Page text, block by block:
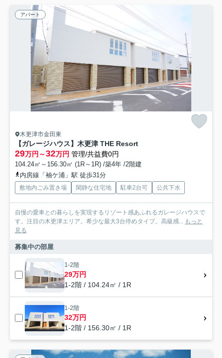
アパート
木更津市金田東
【ガレージハウス】木更津 THE Resort
29万円～32万円 管理/共益費0円
104.24㎡～156.30㎡ (1R～1R) /築4年 /2階建
内房線「袖ケ浦」駅 徒歩31分
敷地内ごみ置き場 閑静な住宅地 駐車2台可 公共下水
自慢の愛車との暮らしを実現するリゾート感あふれるガレージハウスで
す。注目の木更津エリア。希少な最大3台停めタイプ。高級感...
もっと
見る
募集中の部屋
1-2階
29万円
1-2階 / 104.24㎡ / 1R
1-2階
32万円
1-2階 / 156.30㎡ / 1R